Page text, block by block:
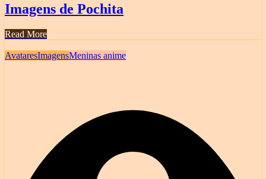
Imagens de Pochita
Read More
AvataresImagensMeninas anime